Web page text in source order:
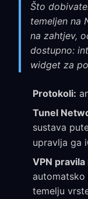
Što
temeljen na
na zahtjev,
dostupno:
widget za
Protokoli:
Tunel
sustava
upravlja ga
VPN
automatsko
temelju